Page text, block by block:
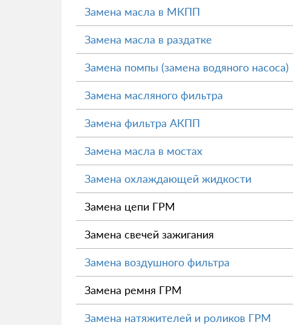
Замена масла в МКПП
Замена масла в раздатке
Замена помпы (замена водяного насоса)
Замена масляного фильтра
Замена фильтра АКПП
Замена масла в мостах
Замена охлаждающей жидкости
Замена цепи ГРМ
Замена свечей зажигания
Замена воздушного фильтра
Замена ремня ГРМ
Замена натяжителей и роликов ГРМ